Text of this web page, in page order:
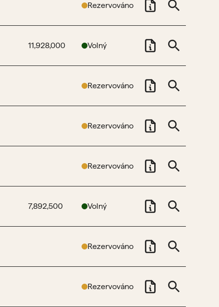
Rezervováno
11,928,000 Volný
Rezervováno
Rezervováno
Rezervováno
7,892,500 Volný
Rezervováno
Rezervováno